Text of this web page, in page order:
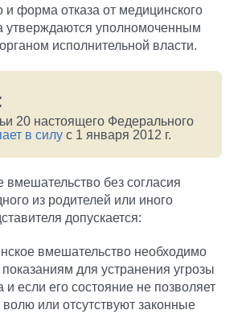
и форма отказа от медицинского
утверждаются уполномоченным
исполнительной власти.
20 настоящего Федерального
в силу с 1 января 2012 г.
вмешательство без согласия
из родителей или иного
допускается:
вмешательство необходимо
для устранения угрозы
и если его состояние не позволяет
или отсутствуют законные